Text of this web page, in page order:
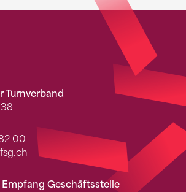
Turnverband
00
Geschäftsstelle